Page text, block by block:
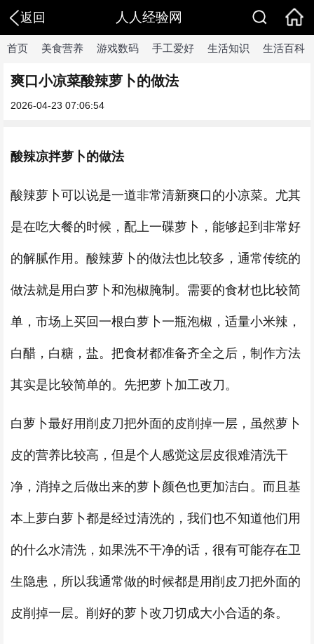
返回 人人经验网
首页 美食营养 游戏数码 手工爱好 生活知识 生活百科
爽口小凉菜酸辣萝卜的做法
2026-04-23 07:06:54
酸辣凉拌萝卜的做法
酸辣萝卜可以说是一道非常清新爽口的小凉菜。尤其
是在吃大餐的时候，配上一碟萝卜，能够起到非常好
的解腻作用。酸辣萝卜的做法也比较多，通常传统的
做法就是用白萝卜和泡椒腌制。需要的食材也比较简
单，市场上买回一根白萝卜一瓶泡椒，适量小米辣，
白醋，白糖，盐。把食材都准备齐全之后，制作方法
其实是比较简单的。先把萝卜加工改刀。
白萝卜最好用削皮刀把外面的皮削掉一层，虽然萝卜
皮的营养比较高，但是个人感觉这层皮很难清洗干
净，消掉之后做出来的萝卜颜色也更加洁白。而且基
本上萝白萝卜都是经过清洗的，我们也不知道他们用
的什么水清洗，如果洗不干净的话，很有可能存在卫
生隐患，所以我通常做的时候都是用削皮刀把外面的
皮削掉一层。削好的萝卜改刀切成大小合适的条。